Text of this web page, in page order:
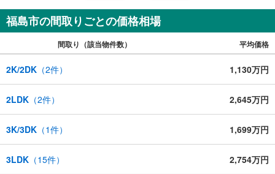
福島市の間取りごとの価格相場
間取り（該当物件数） 平均価格
2K/2DK （2件） 1,130万円
2LDK （2件） 2,645万円
3K/3DK （1件） 1,699万円
3LDK （15件） 2,754万円